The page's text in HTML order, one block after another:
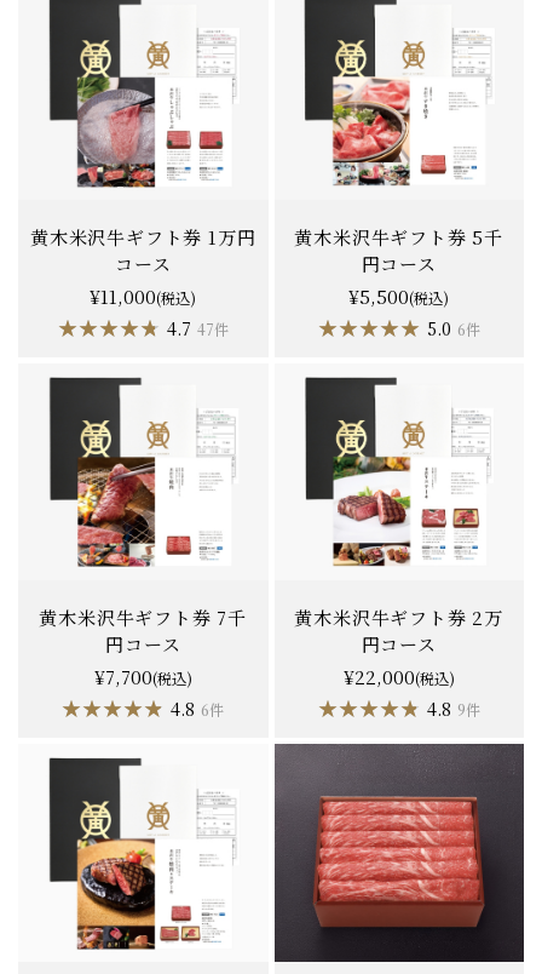
黄木米沢牛ギフト券 1万円
コース
¥11,000(税込)
★★★★★
★★★★★ 4.7 47件
黄木米沢牛ギフト券 5千
円コース
¥5,500(税込)
★★★★★
★★★★★ 5.0 6件
黄木米沢牛ギフト券 7千
円コース
¥7,700(税込)
★★★★★
★★★★★ 4.8 6件
黄木米沢牛ギフト券 2万
円コース
¥22,000(税込)
★★★★★
★★★★★ 4.8 9件